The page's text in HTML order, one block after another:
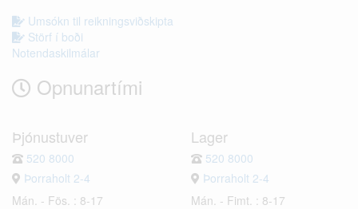
Umsókn til reikningsviðskipta
Störf í boði
Notendaskilmálar
Opnunartími
Þjónustuver
520 8000
Þorraholt 2-4
Mán. - Fös. : 8-17
Lager
520 8000
Þorraholt 2-4
Mán. - Fimt. : 8-17